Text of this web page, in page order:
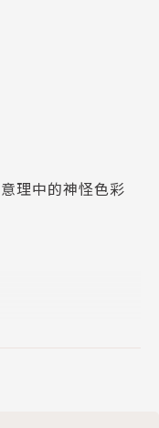
作者對明清思想文
道出明代開封的戲
並稱南北歌舞之
〈建立新事業〉兩
蒙運動的延伸，分
運動之後，白話啟
幾十年美國、中國
理中的神怪色彩